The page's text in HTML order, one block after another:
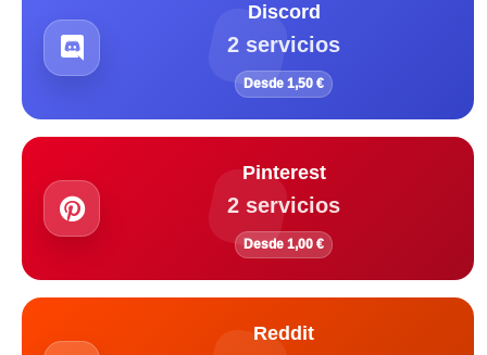
Discord
2 servicios
Desde 1,50 €
Pinterest
2 servicios
Desde 1,00 €
Reddit